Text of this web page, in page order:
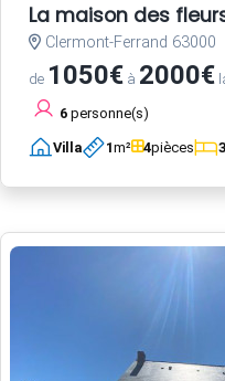
La maison des
Clermont-Ferrand 63000
de 1050€ à 2000€
6 personne(s)
Villa 1m² 4pièces 3